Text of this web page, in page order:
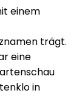
einem
trägt.
eine
in